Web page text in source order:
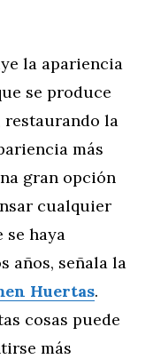
la apariencia
se produce
la
más
gran opción
cualquier
se haya
años, señala la
Huertas.
cosas puede
más